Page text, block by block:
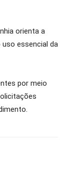
orienta a
essencial da
por meio